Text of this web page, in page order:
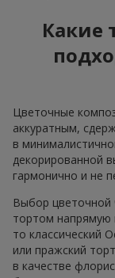
Какие
Цветочные
аккуратным,
в
декорированной
гармонично и не
Выбор цветочной
тортом напрямую
то классический
или пражский
в качестве